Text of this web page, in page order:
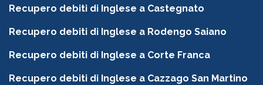
Recupero debiti di Inglese a Castegnato
Recupero debiti di Inglese a Rodengo Saiano
Recupero debiti di Inglese a Corte Franca
Recupero debiti di Inglese a Cazzago San Martino